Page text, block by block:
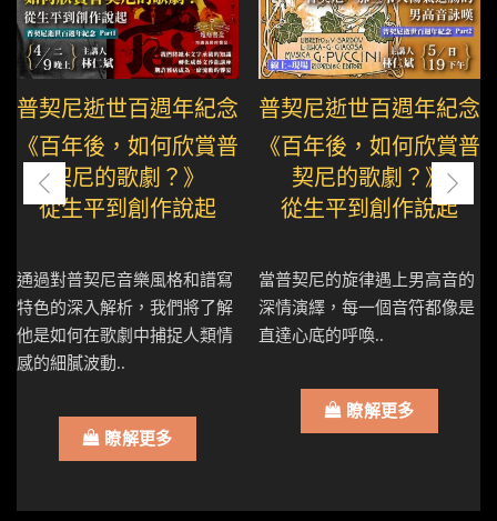
普契尼逝世百週年紀念
《百年後，如何欣賞普
契尼的歌劇？》
從生平到創作說起
通過對普契尼音樂風格和譜寫
特色的深入解析，我們將了解
他是如何在歌劇中捕捉人類情
感的細膩波動..
瞭解更多
普契尼逝世百週年紀念
《百年後，如何欣賞普
契尼的歌劇？》
從生平到創作說起
當普契尼的旋律遇上男高音的
深情演繹，每一個音符都像是
直達心底的呼喚..
瞭解更多